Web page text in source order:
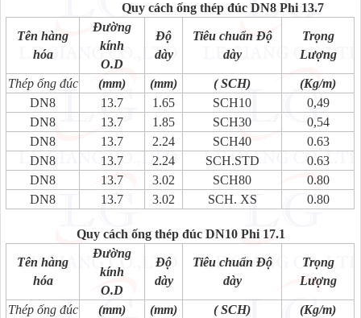
Quy cách ống thép đúc DN8 Phi 13.7
Tên hàng
hóa
Đường
kính
O.D
Độ
dày
Tiêu chuẩn Độ
dày
Trọng
Lượng
Thép ống đúc (mm) (mm) ( SCH)
(Kg/m)
DN8
13.7 1.65 SCH10
0,49
DN8
13.7 1.85 SCH30
0,54
DN8
13.7 2.24 SCH40
0.63
DN8
13.7 2.24 SCH.STD
0.63
DN8
13.7 3.02 SCH80
0.80
DN8
13.7 3.02 SCH. XS 0.80
Quy cách ống thép đúc DN10 Phi 17.1
Tên hàng
hóa
Đường
kính
O.D
Độ
dày
Tiêu chuẩn Độ
dày
Trọng
Lượng
Thép ống đúc (mm) (mm) ( SCH)
(Kg/m)